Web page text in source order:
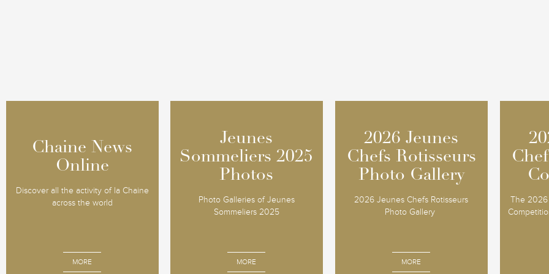
Chaine News
Online
Discover all the activity of la Chaine
across the world
MORE
Chaine News
Online
Jeunes
Sommeliers 2025
Photos
Photo Galleries of Jeunes
Sommeliers 2025
MORE
Jeunes
Sommeliers 2025
Photos
2026 Jeunes
Chefs Rotisseurs
Photo Gallery
2026 Jeunes Chefs Rotisseurs
Photo Gallery
MORE
2026 Jeunes
Chefs Rotisseurs
Photo Gallery
The 2026